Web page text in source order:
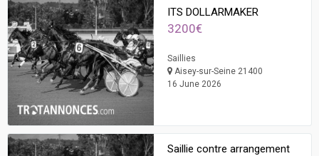
ITS DOLLARMAKER
3200€
Saillies
Aisey-sur-Seine 21400
16 June 2026
Saillie contre arrangement